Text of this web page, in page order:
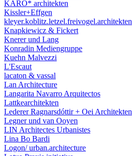
KARO* architekten
Kissler+Effgen
kleyer.koblitz.letzel.freivogel.architekten
Knapkiewicz & Fickert
Knerer und Lang
Konradin Mediengruppe
Kuehn Malvezzi
L'Escaut
lacaton & vassal
Lan Architecture
Langarita Navarro Arquitectos
Lattkearchitekten
Lederer Ragnarsdóttir + Oei Architekten
Legner und van Ooyen
LIN Architectes Urbanistes
Lina Bo Bardi
Logon/ urban.architecture